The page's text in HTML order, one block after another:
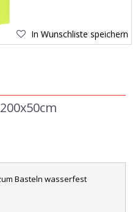
In Wunschliste speichern
Basteln wasserfest